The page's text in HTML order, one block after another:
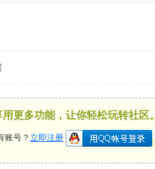
更多功能，让你轻松玩转社区。
账号？ 立即注册